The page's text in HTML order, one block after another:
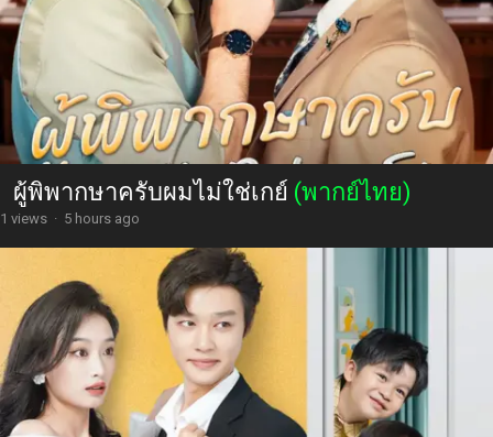
ผู้พิพากษาครับผมไม่ใช่เกย์ (พากย์ไทย)
1 views · 5 hours ago